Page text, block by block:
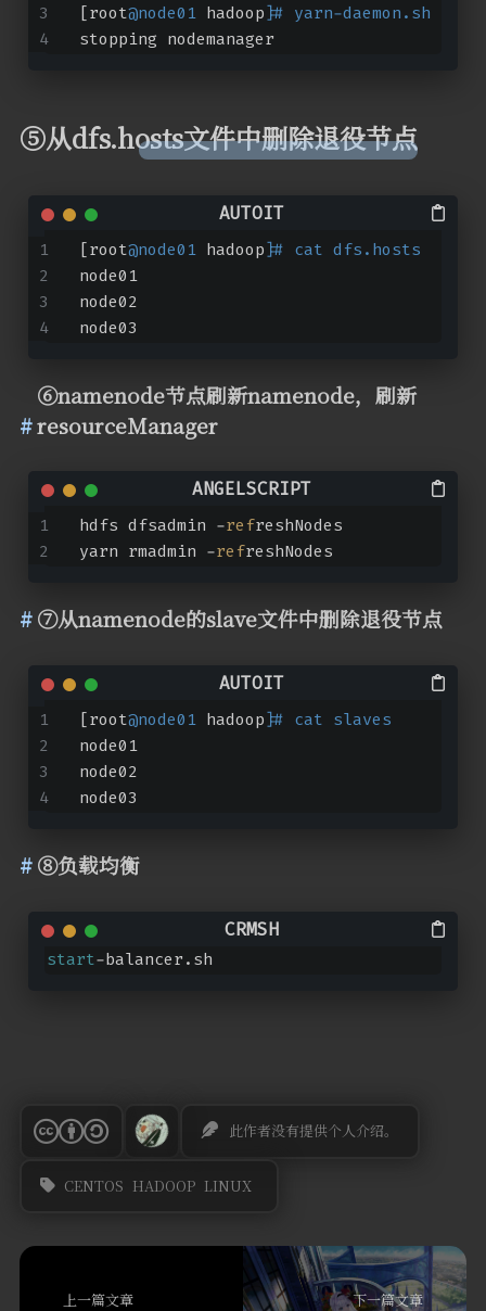
[root@node01 hadoop]# yarn-daemon.sh stop
stopping nodemanager
⑤从dfs.hosts文件中删除退役节点
[root@node01 hadoop]# cat dfs.hosts
node01
node02
node03
⑥namenode节点刷新namenode，刷新
resourceManager
hdfs dfsadmin -refreshNodes
yarn rmadmin -refreshNodes
⑦从namenode的slave文件中删除退役节点
[root@node01 hadoop]# cat slaves
node01
node02
node03
⑧负载均衡
start-balancer.sh
此作者没有提供个人介绍。
CENTOS HADOOP LINUX
上一篇文章 下一篇文章